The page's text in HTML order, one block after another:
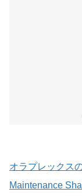
オラプレックス
Maintenance